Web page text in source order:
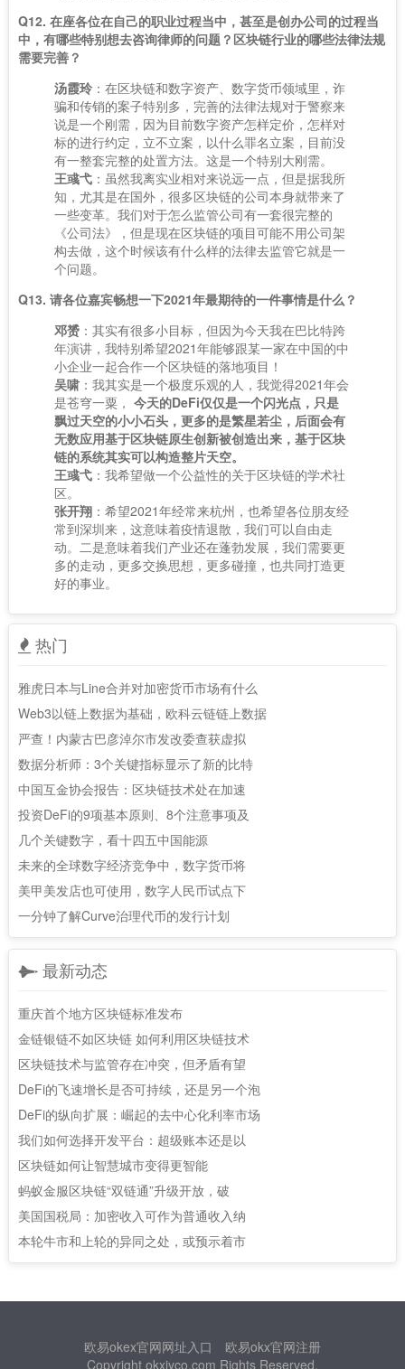
Q12. 在座各位在自己的职业过程当中，甚至是创办公司的过程当
中，有哪些特别想去咨询律师的问题？区块链行业的哪些法律法规
需要完善？
汤霞玲：在区块链和数字资产、数字货币领域里，诈
骗和传销的案子特别多，完善的法律法规对于警察来
说是一个刚需，因为目前数字资产怎样定价，怎样对
标的进行约定，立不立案，以什么罪名立案，目前没
有一整套完整的处置方法。这是一个特别大刚需。
王彧弋：虽然我离实业相对来说远一点，但是据我所
知，尤其是在国外，很多区块链的公司本身就带来了
一些变革。我们对于怎么监管公司有一套很完整的
《公司法》，但是现在区块链的项目可能不用公司架
构去做，这个时候该有什么样的法律去监管它就是一
个问题。
Q13. 请各位嘉宾畅想一下2021年最期待的一件事情是什么？
邓赟：其实有很多小目标，但因为今天我在巴比特跨
年演讲，我特别希望2021年能够跟某一家在中国的中
小企业一起合作一个区块链的落地项目！
吴啸：我其实是一个极度乐观的人，我觉得2021年会
是苍穹一粟， 今天的DeFi仅仅是一个闪光点，只是
飘过天空的小小石头，更多的是繁星若尘，后面会有
无数应用基于区块链原生创新被创造出来，基于区块
链的系统其实可以构造整片天空。
王彧弋：我希望做一个公益性的关于区块链的学术社
区。
张开翔：希望2021年经常来杭州，也希望各位朋友经
常到深圳来，这意味着疫情退散，我们可以自由走
动。二是意味着我们产业还在蓬勃发展，我们需要更
多的走动，更多交换思想，更多碰撞，也共同打造更
好的事业。
热门
雅虎日本与Line合并对加密货币市场有什么
Web3以链上数据为基础，欧科云链链上数据
严查！内蒙古巴彦淖尔市发改委查获虚拟
数据分析师：3个关键指标显示了新的比特
中国互金协会报告：区块链技术处在加速
投资DeFi的9项基本原则、8个注意事项及
几个关键数字，看十四五中国能源
未来的全球数字经济竞争中，数字货币将
美甲美发店也可使用，数字人民币试点下
一分钟了解Curve治理代币的发行计划
最新动态
重庆首个地方区块链标准发布
金链银链不如区块链 如何利用区块链技术
区块链技术与监管存在冲突，但矛盾有望
DeFi的飞速增长是否可持续，还是另一个泡
DeFi的纵向扩展：崛起的去中心化利率市场
我们如何选择开发平台：超级账本还是以
区块链如何让智慧城市变得更智能
蚂蚁金服区块链“双链通”升级开放，破
美国国税局：加密收入可作为普通收入纳
本轮牛市和上轮的异同之处，或预示着市
欧易okex官网网址入口
欧易okx官网注册
Copyright okxjyco.com Rights Reserved.